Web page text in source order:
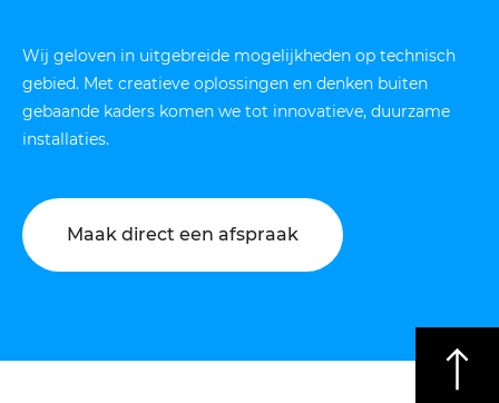
Wij geloven in uitgebreide mogelijkheden op technisch
gebied. Met creatieve oplossingen en denken buiten
gebaande kaders komen we tot innovatieve, duurzame
installaties.
Maak direct een afspraak